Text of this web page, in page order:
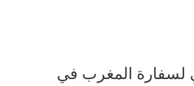
لسفارة المغرب في